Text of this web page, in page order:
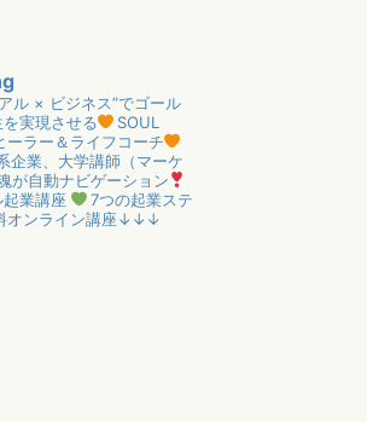
ル × ビジネス”でゴール
を実現させる
SOUL
ーラー＆ライフコーチ
企業、大学講師（マーケ
が自動ナビゲーション
業講座
7つの起業ステ
オンライン講座↓↓↓